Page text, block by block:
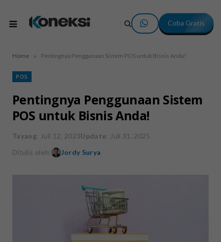
Coba Gratis
Home » Pentingnya Penggunaan Sistem POS untuk Bisnis Anda!
POS
Pentingnya Penggunaan Sistem
POS untuk Bisnis Anda!
Tayang: Juli 12, 2023Update: Juli 31, 2025
Ditulis oleh:
Jordy Surya